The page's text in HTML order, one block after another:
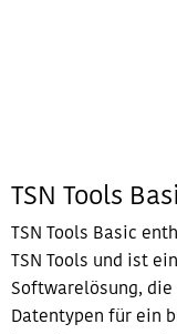
TSN Tools
TSN Tools Basic
TSN Tools und ist
Softwarelösung,
Datentypen für ein